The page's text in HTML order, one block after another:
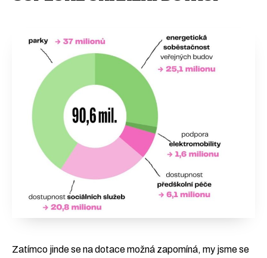
[ENG][ESP][GER][FR]
Chceš newsletter?
Zatímco jinde se na dotace možná zapomíná, my jsme se